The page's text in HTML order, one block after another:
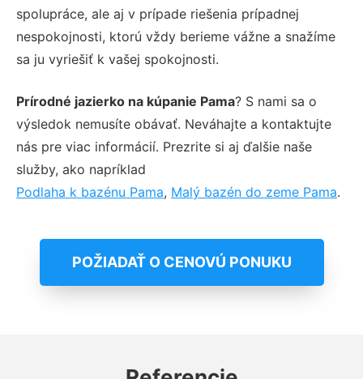
spolupráce, ale aj v prípade riešenia prípadnej
nespokojnosti, ktorú vždy berieme vážne a snažíme
sa ju vyriešiť k vašej spokojnosti.
Prírodné jazierko na kúpanie Pama? S nami sa o
výsledok nemusíte obávať. Neváhajte a kontaktujte
nás pre viac informácií. Prezrite si aj ďalšie naše
služby, ako napríklad
Podlaha k bazénu Pama, Malý bazén do zeme Pama.
POŽIADAŤ O CENOVÚ PONUKU